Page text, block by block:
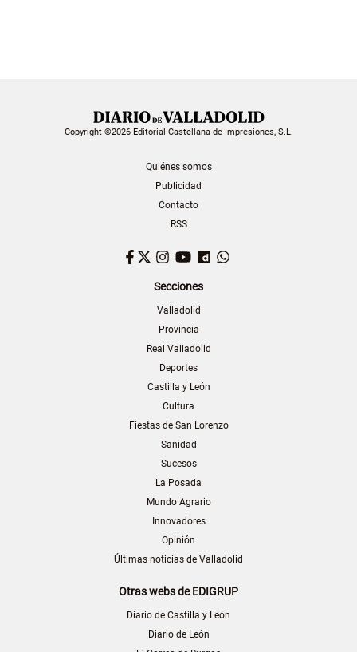
Copyright ©2026 Editorial Castellana de Impresiones, S.L.
Quiénes somos
Publicidad
Contacto
RSS
Facebook
TwitterInstagram
YouTubeDailymotion
Secciones
Valladolid
Provincia
Real Valladolid
Deportes
Castilla y León
Cultura
Fiestas de San Lorenzo
Sanidad
Sucesos
La Posada
Mundo Agrario
Innovadores
Opinión
Últimas noticias de Valladolid
Otras webs de EDIGRUP
Diario de Castilla y León
Diario de León